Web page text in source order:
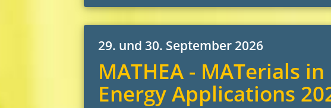
29. und 30. September 2026
MATHEA - MATerials
Energy Applications